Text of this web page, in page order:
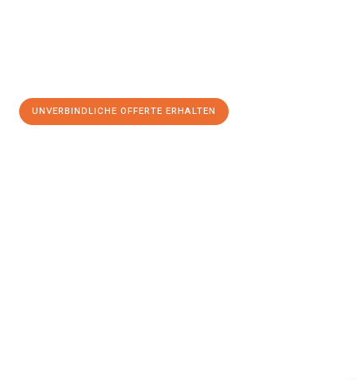
UNVERBINDLICHE OFFERTE ERHALTEN